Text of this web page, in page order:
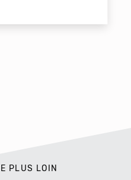
PLUS LOIN